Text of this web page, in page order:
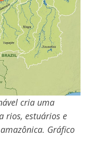
cria uma
rios, estuários e
Gráfico